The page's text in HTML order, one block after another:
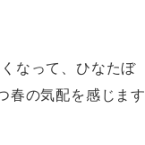
なって、ひなたぼ
春の気配を感じます